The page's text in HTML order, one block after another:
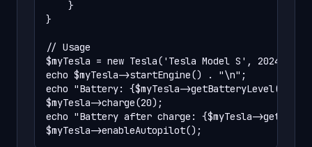
    }
}
// Usage
$myTesla = new Tesla('Tesla Model S', 2024);
echo $myTesla->startEngine() . "\n";
echo "Battery: {$myTesla-
$myTesla->charge(20);
echo "Battery after charge: {$myTesla-
$myTesla->enableAutopilot();